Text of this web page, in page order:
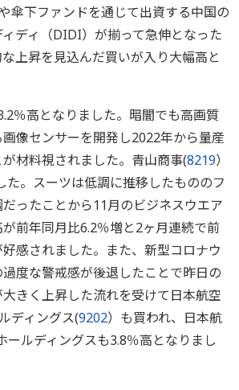
傘下ファンドを通じて出資する中国の
ディ（DIDI）が揃って急伸となった
上昇を見込んだ買いが入り大幅高と
％高となりました。暗闇でも高画質
像センサーを開発し2022年から量産
材料視されました。青山商事(8219）
た。スーツは低調に推移したもののフ
ったことから11月のビジネスウエア
前年同月比6.2％増と2ヶ月連続で前
感されました。また、新型コロナウ
度な警戒感が後退したことで昨日の
きく上昇した流れを受けて日本航空
ディングス(9202）も買われ、日本航
ールディングスも3.8％高となりまし